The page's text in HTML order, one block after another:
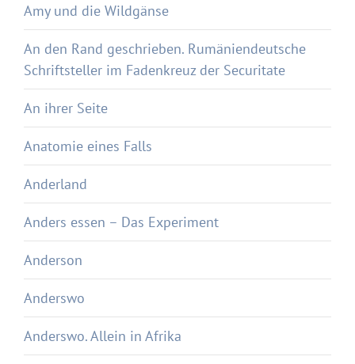
Amy und die Wildgänse
An den Rand geschrieben. Rumäniendeutsche
Schriftsteller im Fadenkreuz der Securitate
An ihrer Seite
Anatomie eines Falls
Anderland
Anders essen – Das Experiment
Anderson
Anderswo
Anderswo. Allein in Afrika